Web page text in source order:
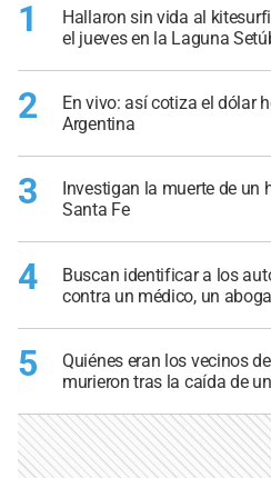
1
Hallaron sin vida al
el jueves en la Laguna
2
En vivo: así cotiza el dólar
Argentina
3
Investigan la muerte de un
Santa Fe
4
Buscan identificar a los
contra un médico, un
5
Quiénes eran los vecinos
murieron tras la caída de